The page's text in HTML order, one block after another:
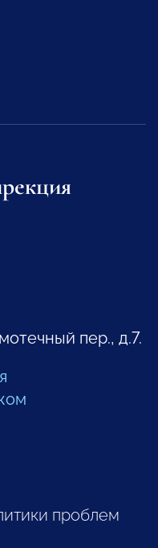
пер., д.7.
проблем